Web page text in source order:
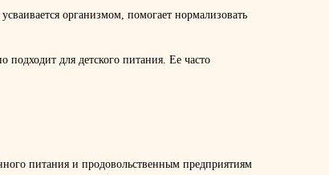
организмом, помогает нормализовать
для детского питания. Ее часто
питания и продовольственным предприятиям